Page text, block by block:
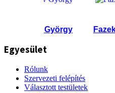
György Fazekas
Egyesület
Rólunk
Szervezeti felépítés
Választott testületek